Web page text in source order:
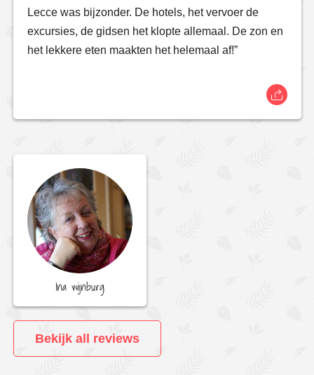
Lecce was bijzonder. De hotels, het vervoer de
excursies, de gidsen het klopte allemaal. De zon en
het lekkere eten maakten het helemaal af!”
Ina wijnburg
Bekijk all reviews